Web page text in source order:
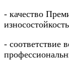
- качество
- соответствие